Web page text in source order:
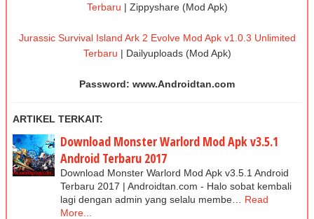
Terbaru | Zippyshare (Mod Apk)
Jurassic Survival Island Ark 2 Evolve Mod Apk v1.0.3 Unlimited
Terbaru | Dailyuploads (Mod Apk)
Password: www.Androidtan.com
ARTIKEL TERKAIT:
Download Monster Warlord Mod Apk v3.5.1
Android Terbaru 2017
Download Monster Warlord Mod Apk v3.5.1 Android
Terbaru 2017 | Androidtan.com - Halo sobat kembali
lagi dengan admin yang selalu membe…
Read
More...